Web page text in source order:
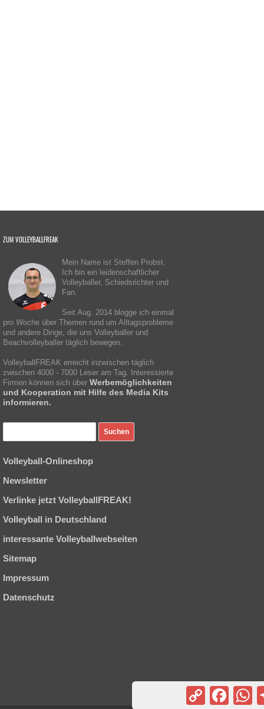
ZUM VOLLEYBALLFREAK
Mein Name ist Steffen Probst.
Ich bin ein leidenschaftlicher
Volleyballer, Schiedsrichter und
Fan.
Seit Aug. 2014 blogge ich einmal
pro Woche über Themen rund um Alltagsprobleme
und andere Dinge, die uns Volleyballer und
Beachvolleyballer täglich bewegen.
VolleyballFREAK erreicht inzwischen täglich
zwischen 4000 - 7000 Leser am Tag. Interessierte
Firmen können sich über Werbemöglichkeiten
und Kooperation mit Hilfe des Media Kits
informieren.
Volleyball-Onlineshop
Newsletter
Verlinke jetzt VolleyballFREAK!
Volleyball in Deutschland
interessante Volleyballwebseiten
Sitemap
Impressum
Datenschutz
Copy
Link
Facebook